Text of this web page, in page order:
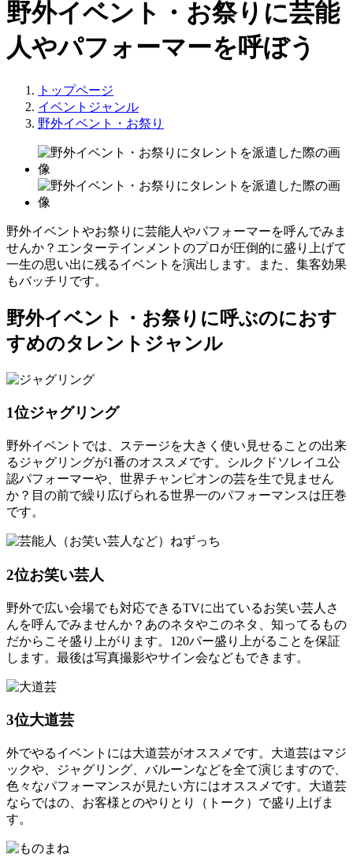
野外イベント・お祭りに芸能
人やパフォーマーを呼ぼう
トップページ
イベントジャンル
野外イベント・お祭り
野外イベントやお祭りに芸能人やパフォーマーを呼んでみま
せんか？エンターテインメントのプロが圧倒的に盛り上げて
一生の思い出に残るイベントを演出します。また、集客効果
もバッチリです。
野外イベント・お祭りに呼ぶのにおす
すめのタレントジャンル
1位ジャグリング
野外イベントでは、ステージを大きく使い見せることの出来
るジャグリングが1番のオススメです。シルクドソレイユ公
認パフォーマーや、世界チャンピオンの芸を生で見ません
か？目の前で繰り広げられる世界一のパフォーマンスは圧巻
です。
2位お笑い芸人
野外で広い会場でも対応できるTVに出ているお笑い芸人さ
んを呼んでみませんか？あのネタやこのネタ、知ってるもの
だからこそ盛り上がります。120パー盛り上がることを保証
します。最後は写真撮影やサイン会などもできます。
3位大道芸
外でやるイベントには大道芸がオススメです。大道芸はマジ
ックや、ジャグリング、バルーンなどを全て演じますので、
色々なパフォーマンスが見たい方にはオススメです。大道芸
ならではの、お客様とのやりとり（トーク）で盛り上げま
す。